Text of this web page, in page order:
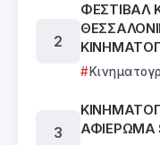
ΦΕΣΤΙΒΑΛ
ΑΦΙΕΡΩΜΑ